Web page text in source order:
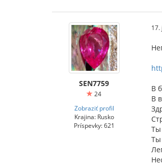
SEN7759
24
Zobraziť profil
Krajina: Rusko
Príspevky: 621
17.
В
В
Ты
Ты